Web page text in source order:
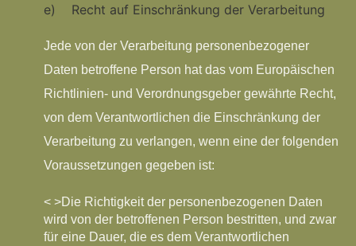
e) Recht auf Einschränkung der Verarbeitung
Jede von der Verarbeitung personenbezogener
Daten betroffene Person hat das vom Europäischen
Richtlinien- und Verordnungsgeber gewährte Recht,
von dem Verantwortlichen die Einschränkung der
Verarbeitung zu verlangen, wenn eine der folgenden
Voraussetzungen gegeben ist:
< >Die Richtigkeit der personenbezogenen Daten
wird von der betroffenen Person bestritten, und zwar
für eine Dauer, die es dem Verantwortlichen